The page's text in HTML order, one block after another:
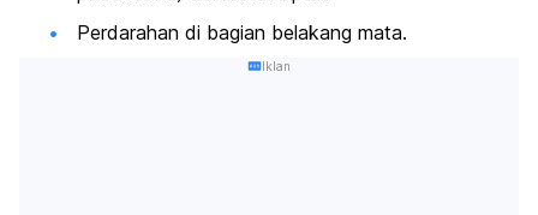
Perdarahan di bagian belakang mata.
Iklan